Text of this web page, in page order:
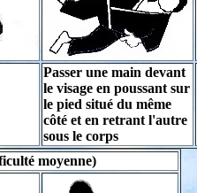
Passer une main devant
le visage en poussant sur
le pied situé du même
côté et en retrant l'autre
sous le corps
moyenne)